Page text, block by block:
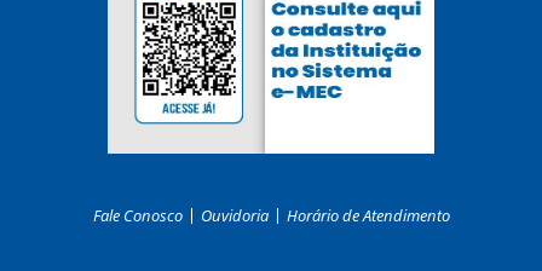
Fale Conosco Ouvidoria Horário de Atendimento